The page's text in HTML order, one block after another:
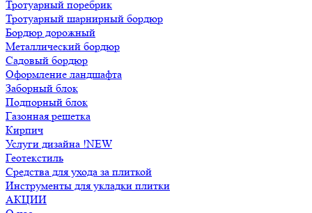
Тротуарный поребрик
Тротуарный шарнирный бордюр
Бордюр дорожный
Металлический бордюр
Садовый бордюр
Оформление ландшафта
Заборный блок
Подпорный блок
Газонная решетка
Кирпич
Услуги дизайна !NEW
Геотекстиль
Средства для ухода за плиткой
Инструменты для укладки плитки
АКЦИИ